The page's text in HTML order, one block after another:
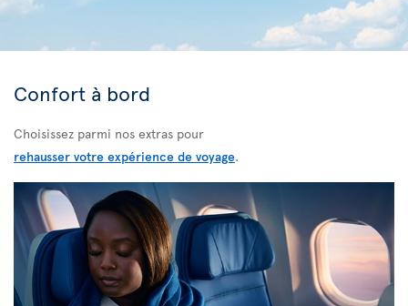
Confort à bord
Choisissez parmi nos extras pour
rehausser votre expérience de voyage.